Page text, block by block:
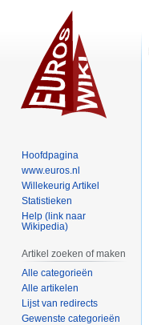
Hoofdpagina
www.euros.nl
Willekeurig Artikel
Statistieken
Help (link naar
Wikipedia)
Artikel zoeken of maken
Alle categorieën
Alle artikelen
Lijst van redirects
Gewenste categorieën